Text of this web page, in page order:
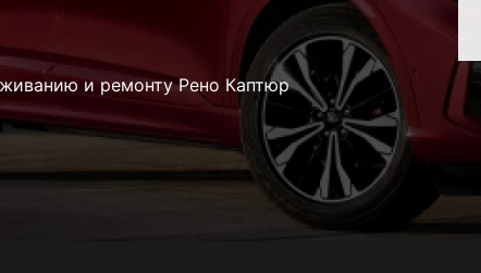
и ремонту Рено Каптюр